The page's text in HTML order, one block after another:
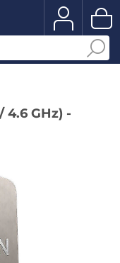
4.6 GHz) -